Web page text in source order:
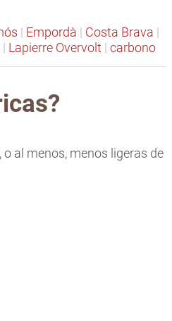
Empordà Costa Brava
Lapierre Overvolt carbono
al menos, menos ligeras de